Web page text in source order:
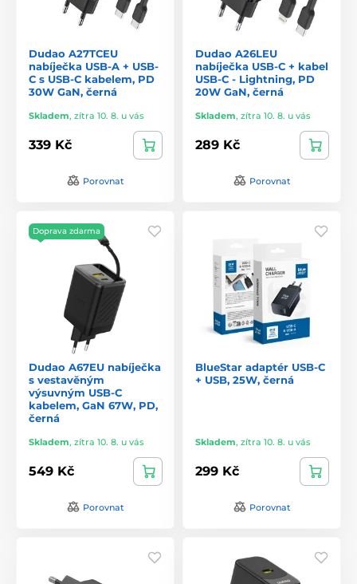
Dudao A27TCEU
nabíječka USB-A + USB-
C s USB-C kabelem, PD
30W GaN, černá
Skladem, zítra 10. 8. u vás
339 Kč
Porovnat
Dudao A26LEU
nabíječka USB-C + kabel
USB-C - Lightning, PD
20W GaN, černá
Skladem, zítra 10. 8. u vás
289 Kč
Porovnat
Doprava zdarma
Dudao A67EU nabíječka
s vestavěným
výsuvným USB-C
kabelem, GaN 67W, PD,
černá
Skladem, zítra 10. 8. u vás
549 Kč
Porovnat
BlueStar adaptér USB-C
+ USB, 25W, černá
Skladem, zítra 10. 8. u vás
299 Kč
Porovnat